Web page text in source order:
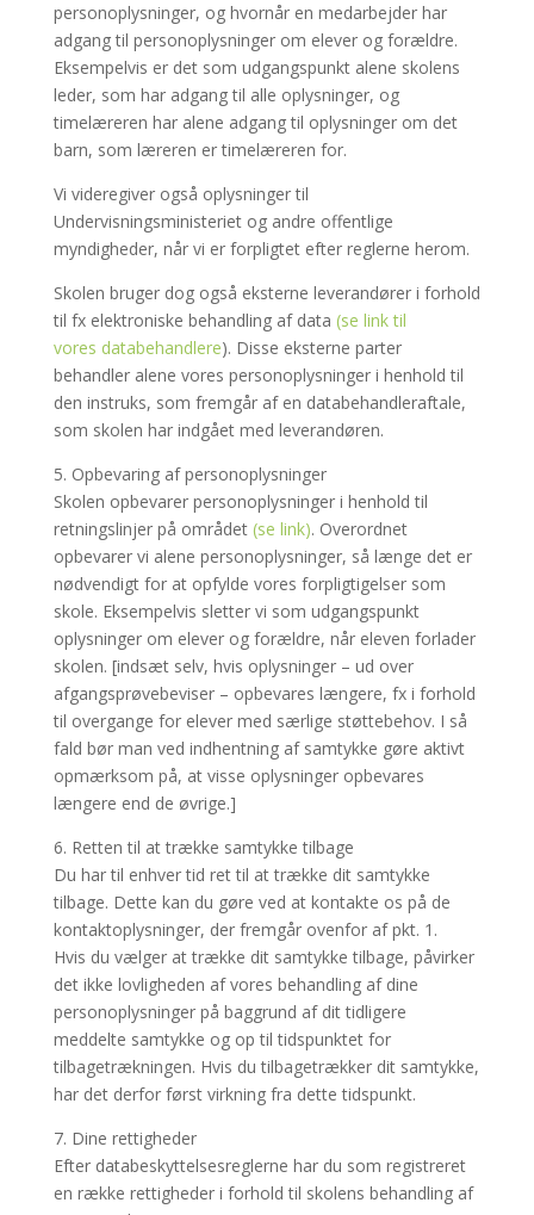
personoplysninger, og hvornår en medarbejder har
adgang til personoplysninger om elever og forældre.
Eksempelvis er det som udgangspunkt alene skolens
leder, som har adgang til alle oplysninger, og
timelæreren har alene adgang til oplysninger om det
barn, som læreren er timelæreren for.
Vi videregiver også oplysninger til
Undervisningsministeriet og andre offentlige
myndigheder, når vi er forpligtet efter reglerne herom.
Skolen bruger dog også eksterne leverandører i forhold
til fx elektroniske behandling af data (se link til
vores databehandlere). Disse eksterne parter
behandler alene vores personoplysninger i henhold til
den instruks, som fremgår af en databehandleraftale,
som skolen har indgået med leverandøren.
5. Opbevaring af personoplysninger
Skolen opbevarer personoplysninger i henhold til
retningslinjer på området (se link). Overordnet
opbevarer vi alene personoplysninger, så længe det er
nødvendigt for at opfylde vores forpligtigelser som
skole. Eksempelvis sletter vi som udgangspunkt
oplysninger om elever og forældre, når eleven forlader
skolen. [indsæt selv, hvis oplysninger – ud over
afgangsprøvebeviser – opbevares længere, fx i forhold
til overgange for elever med særlige støttebehov. I så
fald bør man ved indhentning af samtykke gøre aktivt
opmærksom på, at visse oplysninger opbevares
længere end de øvrige.]
6. Retten til at trække samtykke tilbage
Du har til enhver tid ret til at trække dit samtykke
tilbage. Dette kan du gøre ved at kontakte os på de
kontaktoplysninger, der fremgår ovenfor af pkt. 1.
Hvis du vælger at trække dit samtykke tilbage, påvirker
det ikke lovligheden af vores behandling af dine
personoplysninger på baggrund af dit tidligere
meddelte samtykke og op til tidspunktet for
tilbagetrækningen. Hvis du tilbagetrækker dit samtykke,
har det derfor først virkning fra dette tidspunkt.
7. Dine rettigheder
Efter databeskyttelsesreglerne har du som registreret
en række rettigheder i forhold til skolens behandling af